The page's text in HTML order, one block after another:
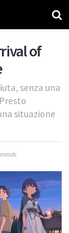
of
senza una
situazione